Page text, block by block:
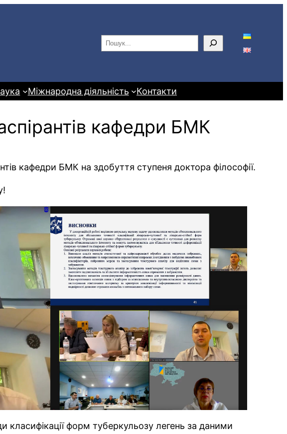
П
о
у
к
Міжнародна діяльність Контакти
кафедри БМК
кафедри БМК на здобуття ступеня доктора філософії.
форм туберкульозу легень за даними